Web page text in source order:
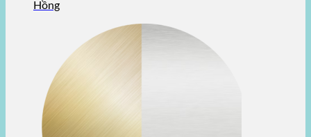
Hồng